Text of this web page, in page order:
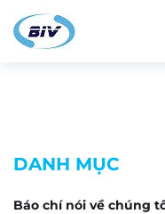
DANH MỤC
Báo chí nói về chúng